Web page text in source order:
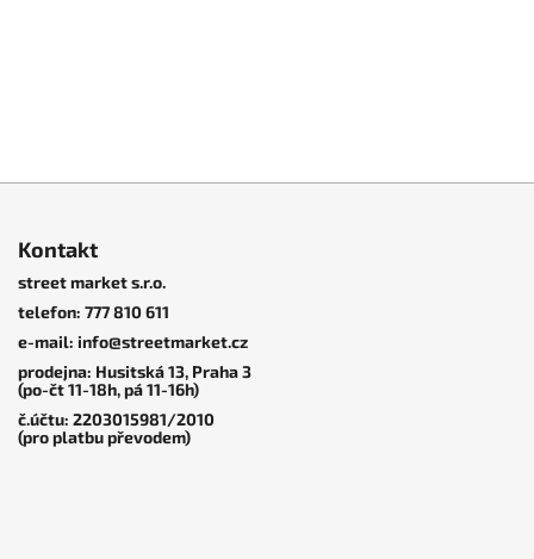
2 549 KČ –20 %
Skate boty|New Balance
Numeric
NM480BEE
2 029 KČ –20 %
Skate boty|New Balance
Numeric
Kontakt
street market s.r.o.
telefon: 777 810 611
e-mail: info@streetmarket.cz
prodejna: Husitská 13, Praha 3
(po-čt 11-18h, pá 11-16h)
č.účtu: 2203015981/2010
(pro platbu převodem)